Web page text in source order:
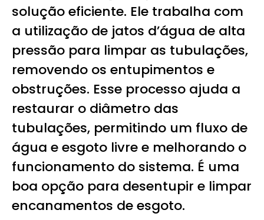
solução eficiente. Ele trabalha com
a utilização de jatos d’água de alta
pressão para limpar as tubulações,
removendo os entupimentos e
obstruções. Esse processo ajuda a
restaurar o diâmetro das
tubulações, permitindo um fluxo de
água e esgoto livre e melhorando o
funcionamento do sistema. É uma
boa opção para desentupir e limpar
encanamentos de esgoto.